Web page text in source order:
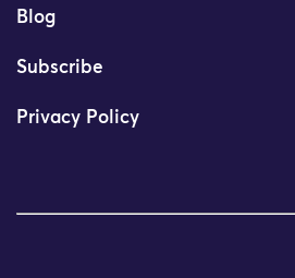
Blog
Subscribe
Privacy Policy